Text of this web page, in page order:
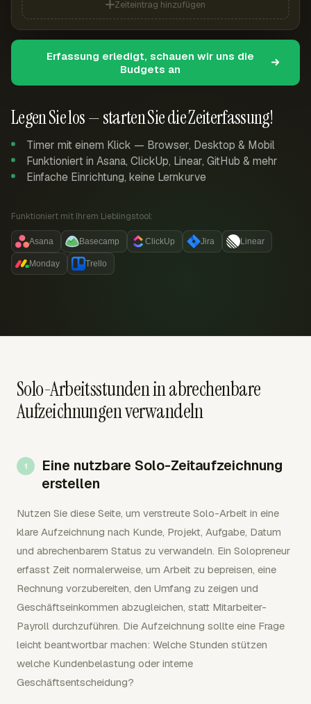
Legen Sie los — starten Sie die Zeiterfassung!
Timer mit einem Klick — Browser, Desktop & Mobil
Funktioniert in Asana, ClickUp, Linear, GitHub & mehr
Einfache Einrichtung, keine Lernkurve
Funktioniert mit Ihrem Lieblingstool:
Asana Basecamp ClickUp Jira Linear
Monday Trello
Zeiteintrag hinzufügen
Erfassung erledigt, schauen wir uns die
Budgets an
Solo-Arbeitsstunden in abrechenbare
Aufzeichnungen verwandeln
Eine nutzbare Solo-Zeitaufzeichnung
erstellen
Nutzen Sie diese Seite, um verstreute Solo-Arbeit in eine
klare Aufzeichnung nach Kunde, Projekt, Aufgabe, Datum
und abrechenbarem Status zu verwandeln. Ein Solopreneur
erfasst Zeit normalerweise, um Arbeit zu bepreisen, eine
Rechnung vorzubereiten, den Umfang zu zeigen und
Geschäftseinkommen abzugleichen, statt Mitarbeiter-
Payroll durchzuführen. Die Aufzeichnung sollte eine Frage
leicht beantwortbar machen: Welche Stunden stützen
welche Kundenbelastung oder interne
Geschäftsentscheidung?